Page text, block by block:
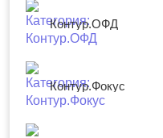
Контур.ОФД
Контур.Фокус